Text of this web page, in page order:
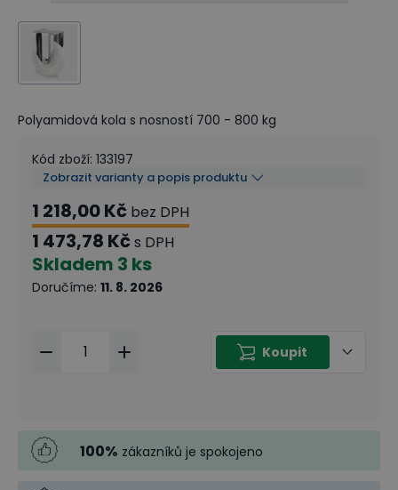
Polyamidová kola s nosností 700 - 800 kg
Kód zboží: 133197
Zobrazit varianty a popis produktu
1 218,00 Kč bez DPH
1 473,78 Kčs DPH
Skladem 3 ks
Doručíme: 11. 8. 2026
Koupit
100% zákazníků je spokojeno